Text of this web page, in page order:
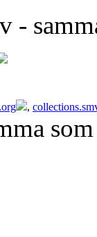
-
,
som